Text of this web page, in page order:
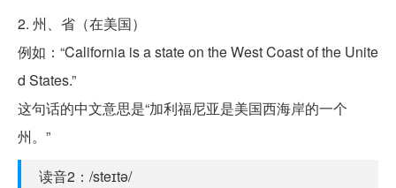
2. 州、省（在美国）
例如：“California is a state on the West Coast of the Unite
d States.”
这句话的中文意思是“加利福尼亚是美国西海岸的一个
州。”
读音2：/steɪtə/